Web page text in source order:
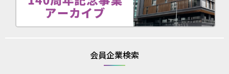
会員企業検索